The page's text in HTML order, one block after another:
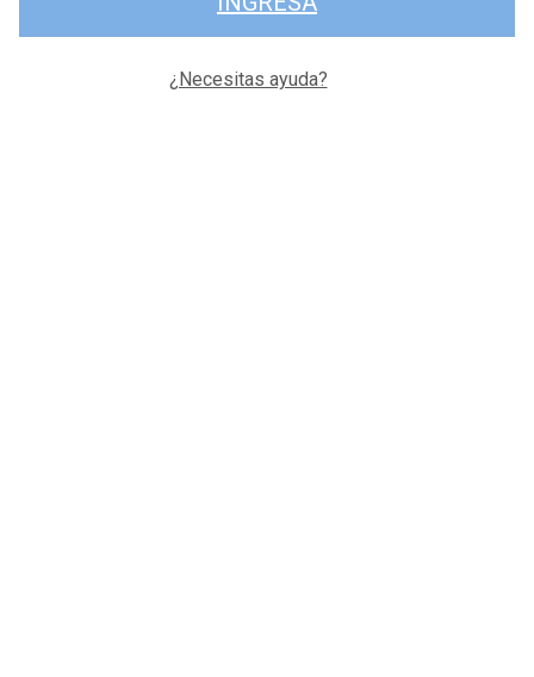
¿Necesitas ayuda?